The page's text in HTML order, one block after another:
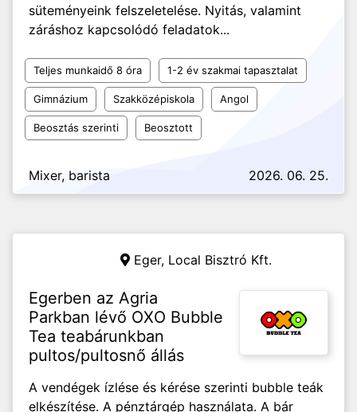
süteményeink felszeletelése. Nyitás, valamint
záráshoz kapcsolódó feladatok...
Teljes munkaidő 8 óra 1-2 év szakmai tapasztalat
Gimnázium Szakközépiskola Angol
Beosztás szerinti Beosztott
Mixer, barista 2026. 06. 25.
Eger, Local Bisztró Kft.
Egerben az Agria
Parkban lévő OXO Bubble
Tea teabárunkban
pultos/pultosnő állás
A vendégek ízlése és kérése szerinti bubble teák
elkészítése. A pénztárgép használata. A bár